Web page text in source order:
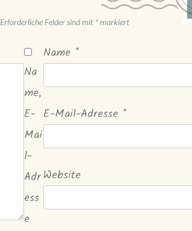
Erforderliche Felder sind mit *markiert
Name *
E-Mail-Adresse *
Website
Na
me,
E-
Mai
l-
Adr
ess
e